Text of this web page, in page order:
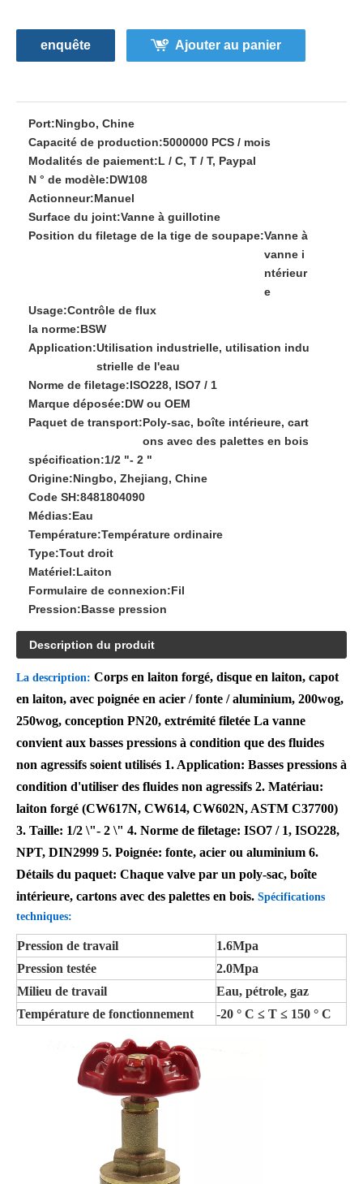
enquête Ajouter au panier
Port:Ningbo, Chine
Capacité de production:5000000 PCS / mois
Modalités de paiement:L / C, T / T, Paypal
N ° de modèle:DW108
Actionneur:Manuel
Surface du joint:Vanne à guillotine
Position du filetage de la tige de soupape:Vanne à
vanne i
ntérieur
e
Usage:Contrôle de flux
la norme:BSW
Application:Utilisation industrielle, utilisation indu
strielle de l'eau
Norme de filetage:ISO228, ISO7 / 1
Marque déposée:DW ou OEM
Paquet de transport:Poly-sac, boîte intérieure, cart
ons avec des palettes en bois
spécification:1/2 "- 2 "
Origine:Ningbo, Zhejiang, Chine
Code SH:8481804090
Médias:Eau
Température:Température ordinaire
Type:Tout droit
Matériel:Laiton
Formulaire de connexion:Fil
Pression:Basse pression
Description du produit
La description: Corps en laiton forgé, disque en laiton, capot
en laiton, avec poignée en acier / fonte / aluminium, 200wog,
250wog, conception PN20, extrémité filetée La vanne
convient aux basses pressions à condition que des fluides
non agressifs soient utilisés 1. Application: Basses pressions à
condition d'utiliser des fluides non agressifs 2. Matériau:
laiton forgé (CW617N, CW614, CW602N, ASTM C37700)
3. Taille: 1/2 \"- 2 \" 4. Norme de filetage: ISO7 / 1, ISO228,
NPT, DIN2999 5. Poignée: fonte, acier ou aluminium 6.
Détails du paquet: Chaque valve par un poly-sac, boîte
intérieure, cartons avec des palettes en bois. Spécifications
techniques:
Pression de travail
1.6Mpa
Pression testée
2.0Mpa
Milieu de travail
Eau, pétrole, gaz
Température de fonctionnement
-20 ° C ≤ T ≤ 150 ° C